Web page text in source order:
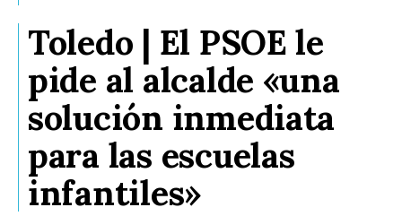
Toledo | El PSOE le
pide al alcalde «una
solución inmediata
para las escuelas
infantiles»